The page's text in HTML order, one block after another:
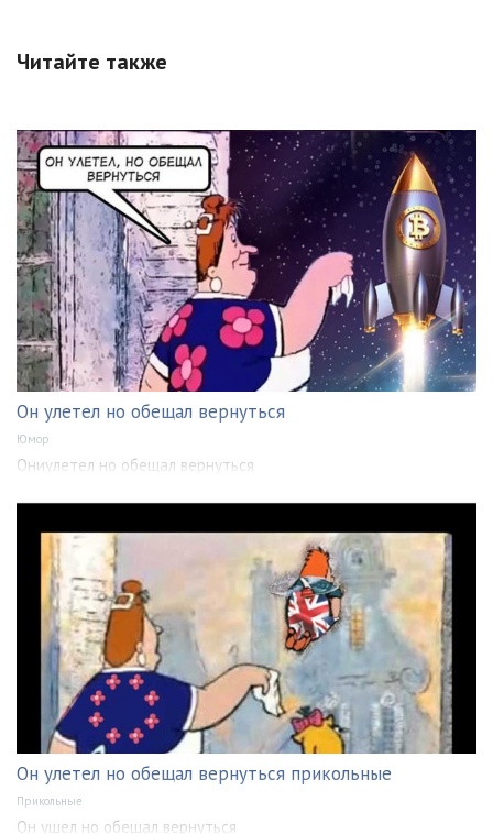
Читайте также
Он улетел но обещал вернуться
Юмор
Ониулетел но обещал вернуться
Он улетел но обещал вернуться прикольные
Прикольные
Он ушел но обещал вернуться